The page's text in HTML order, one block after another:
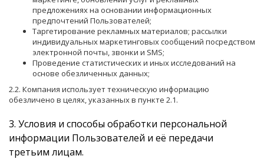
предложениях на основании информационных
предпочтений Пользователей;
Таргетирование рекламных материалов; рассылки
индивидуальных маркетинговых сообщений посредством
электронной почты, звонки и SMS;
Проведение статистических и иных исследований на
основе обезличенных данных;
2.2. Компания использует техническую информацию
обезличено в целях, указанных в пункте 2.1.
3. Условия и способы обработки персональной
информации Пользователей и её передачи
третьим лицам.